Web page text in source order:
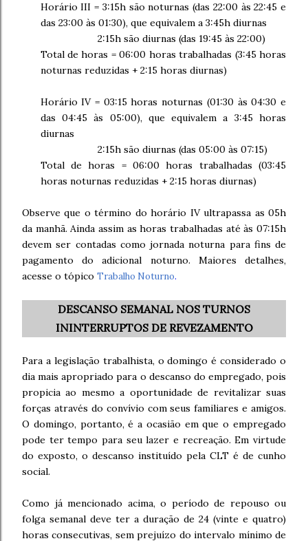
Horário III = 3:15h são noturnas (das 22:00 às 22:45 e
das 23:00 às 01:30), que equivalem a 3:45h diurnas
2:15h são diurnas (das 19:45 às 22:00)
Total de horas = 06:00 horas trabalhadas (3:45 horas
noturnas reduzidas + 2:15 horas diurnas)
Horário IV = 03:15 horas noturnas (01:30 às 04:30 e
das 04:45 às 05:00), que equivalem a 3:45 horas
diurnas
2:15h são diurnas (das 05:00 às 07:15)
Total de horas = 06:00 horas trabalhadas (03:45
horas noturnas reduzidas + 2:15 horas diurnas)
Observe que o término do horário IV ultrapassa as 05h
da manhã. Ainda assim as horas trabalhadas até às 07:15h
devem ser contadas como jornada noturna para fins de
pagamento do adicional noturno. Maiores detalhes,
acesse o tópico Trabalho Noturno.
DESCANSO SEMANAL NOS TURNOS
ININTERRUPTOS DE REVEZAMENTO
Para a legislação trabalhista, o domingo é considerado o
dia mais apropriado para o descanso do empregado, pois
propicia ao mesmo a oportunidade de revitalizar suas
forças através do convívio com seus familiares e amigos.
O domingo, portanto, é a ocasião em que o empregado
pode ter tempo para seu lazer e recreação. Em virtude
do exposto, o descanso instituído pela CLT é de cunho
social.
Como já mencionado acima, o período de repouso ou
folga semanal deve ter a duração de 24 (vinte e quatro)
horas consecutivas, sem prejuízo do intervalo mínimo de